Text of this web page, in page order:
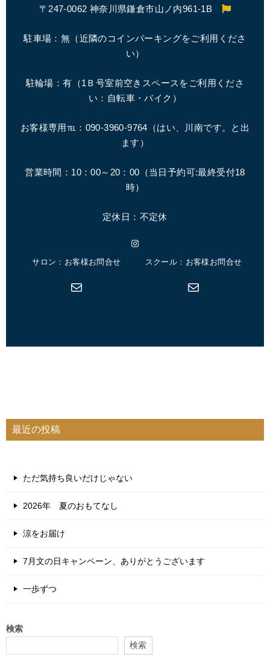
〒247-0062 神奈川県鎌倉市山ノ内961-1B
駐車場：無（近隣のコインパーキングをご利用くださ
い）
駐輪場：有（1Ｂ号室前空きスペースをご利用くださ
い：自転車・バイク）
お客様専用℡：090-3960-9764（はい、川南です。と出
ます）
営業時間：10：00～20：00（当日予約可:最終受付18
時）
定休日：不定休
Instagram
サロン：お客様お問合せ
メール
スクール：お客様お問合せ
メール
最近の投稿
ただ気持ち良いだけじゃない
2026年 夏のおもてなし
涼をお届け
7月文の日キャンペーン、ありがとうございます
一歩ずつ
検索
検索